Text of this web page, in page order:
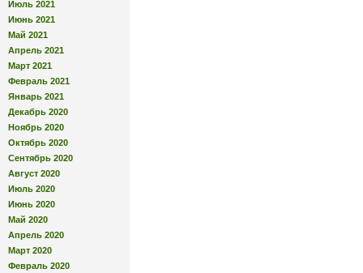
Июль 2021
Июнь 2021
Май 2021
Апрель 2021
Март 2021
Февраль 2021
Январь 2021
Декабрь 2020
Ноябрь 2020
Октябрь 2020
Сентябрь 2020
Август 2020
Июль 2020
Июнь 2020
Май 2020
Апрель 2020
Март 2020
Февраль 2020